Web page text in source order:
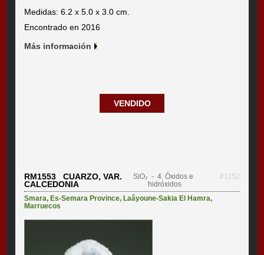
Medidas: 6.2 x 5.0 x 3.0 cm.
Encontrado en 2016
Más información
VENDIDO
RM1553 CUARZO, VAR.
CALCEDONIA
SiO₂ - 4. Óxidos e
hidróxidos
#1152
Smara, Es-Semara Province, Laâyoune-Sakia El Hamra,
Marruecos